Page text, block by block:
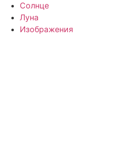
Солнце
Луна
Изображения